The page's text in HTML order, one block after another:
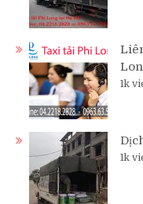
1k
1k